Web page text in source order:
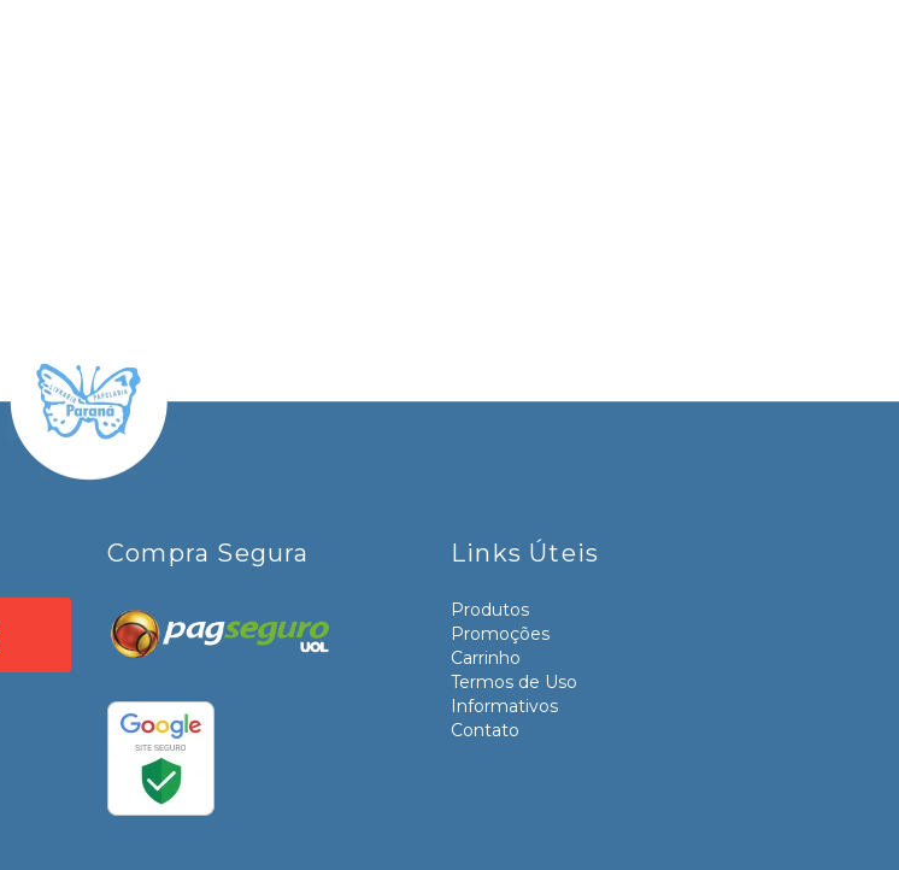
Compra Segura Links Úteis
Produtos
Promoções
Carrinho
Termos de Uso
Informativos
Contato